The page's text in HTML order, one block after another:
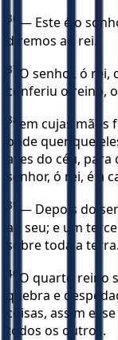
36 — Este é o
diremos ao rei.
37 O senhor, ó rei,
conferiu o reino,
38 em cujas mãos
onde quer que
aves do céu,
senhor, ó rei, é a
39 — Depois do
ao seu; e um
sobre toda a terra.
40 O quarto reino
quebra e
coisas, assim
todos os outros.